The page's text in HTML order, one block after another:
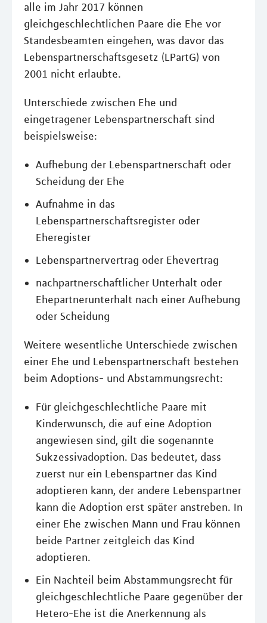
alle im Jahr 2017 können
gleichgeschlechtlichen Paare die Ehe vor
Standesbeamten eingehen, was davor das
Lebenspartnerschaftsgesetz (LPartG) von
2001 nicht erlaubte.
Unterschiede zwischen Ehe und
eingetragener Lebenspartnerschaft sind
beispielsweise:
Aufhebung der Lebenspartnerschaft oder
Scheidung der Ehe
Aufnahme in das
Lebenspartnerschaftsregister oder
Eheregister
Lebenspartnervertrag oder Ehevertrag
nachpartnerschaftlicher Unterhalt oder
Ehepartnerunterhalt nach einer Aufhebung
oder Scheidung
Weitere wesentliche Unterschiede zwischen
einer Ehe und Lebenspartnerschaft bestehen
beim Adoptions- und Abstammungsrecht:
Für gleichgeschlechtliche Paare mit
Kinderwunsch, die auf eine Adoption
angewiesen sind, gilt die sogenannte
Sukzessivadoption. Das bedeutet, dass
zuerst nur ein Lebenspartner das Kind
adoptieren kann, der andere Lebenspartner
kann die Adoption erst später anstreben. In
einer Ehe zwischen Mann und Frau können
beide Partner zeitgleich das Kind
adoptieren.
Ein Nachteil beim Abstammungsrecht für
gleichgeschlechtliche Paare gegenüber der
Hetero-Ehe ist die Anerkennung als